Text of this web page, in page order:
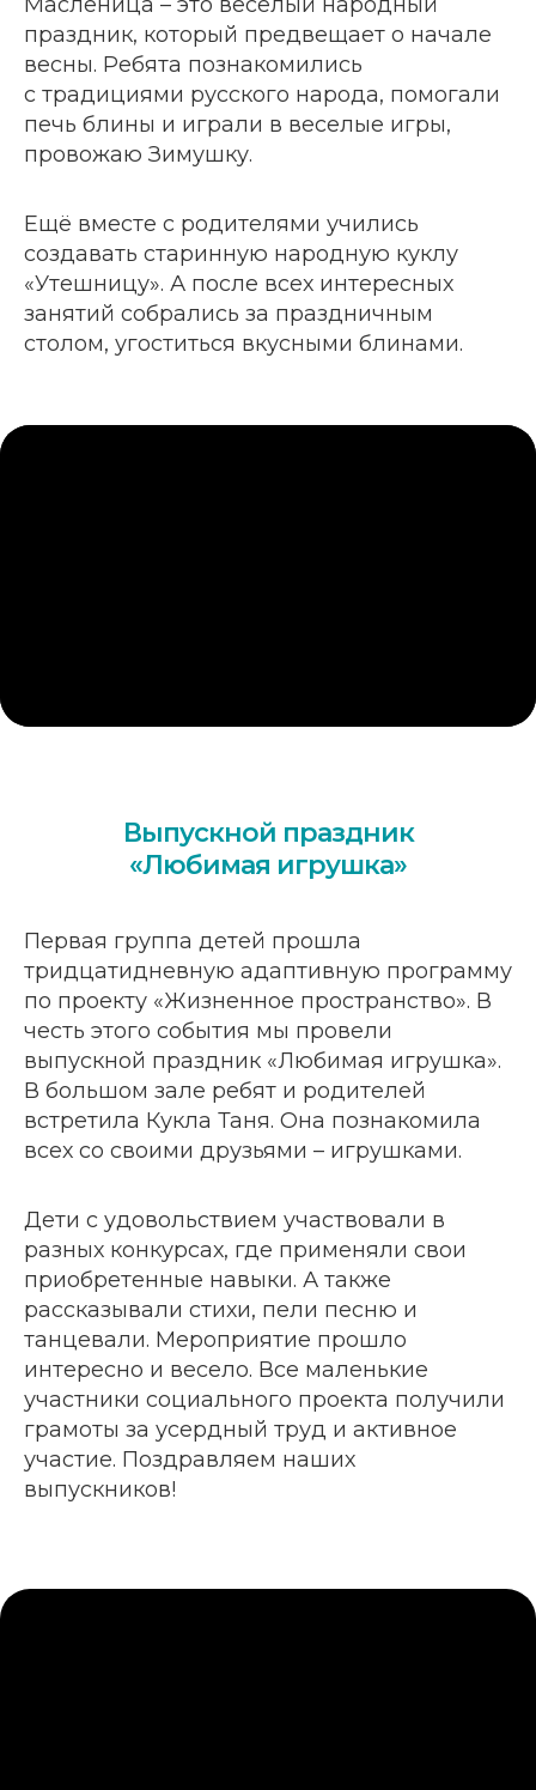
31 Отзыв 2 (12-я группа)
33 Отзыв 4 (12-я группа)
праздник, который предвещает о начале
весны. Ребята познакомились
с традициями русского народа, помогали
печь блины и играли в веселые игры,
провожаю Зимушку.
Ещё вместе с родителями учились
создавать старинную народную куклу
«Утешницу». А после всех интересных
занятий собрались за праздничным
столом, угоститься вкусными блинами.
Выпускной праздник
«Любимая игрушка»
Первая группа детей прошла
тридцатидневную адаптивную программу
по проекту «Жизненное пространство». В
честь этого события мы провели
выпускной праздник «Любимая игрушка».
В большом зале ребят и родителей
встретила Кукла Таня. Она познакомила
всех со своими друзьями – игрушками.
Дети с удовольствием участвовали в
разных конкурсах, где применяли свои
приобретенные навыки. А также
рассказывали стихи, пели песню и
танцевали. Мероприятие прошло
интересно и весело. Все маленькие
участники социального проекта получили
грамоты за усердный труд и активное
участие. Поздравляем наших
выпускников!